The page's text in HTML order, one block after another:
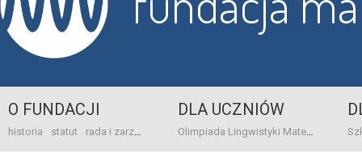
O FUNDACJI
historia statut rada i zarząd dane bankowo-adresowe kontakt
DLA UCZNIÓW
Olimpiada Lingwistyki Matematycznej